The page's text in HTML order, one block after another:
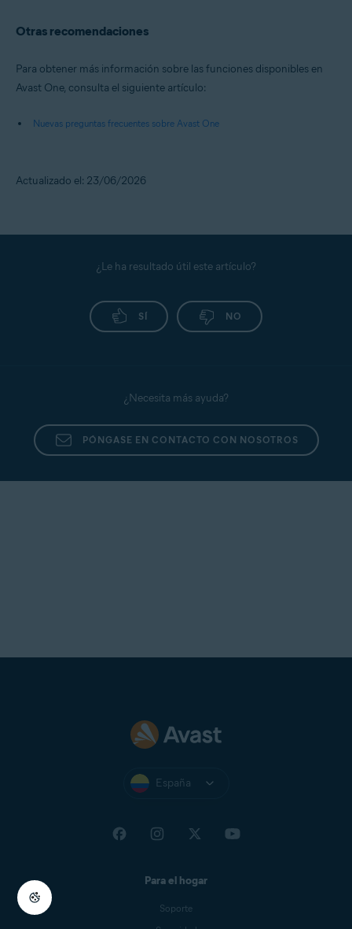
Otras recomendaciones
Para obtener más información sobre las funciones disponibles en
Avast One, consulta el siguiente artículo:
Nuevas preguntas frecuentes sobre Avast One
Actualizado el: 23/06/2026
¿Le ha resultado útil este artículo?
SÍ NO
¿Necesita más ayuda?
PÓNGASE EN CONTACTO CON NOSOTROS
España
Para el hogar
Soporte